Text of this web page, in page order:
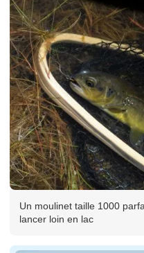
Un moulinet taille 1000
lancer loin en lac